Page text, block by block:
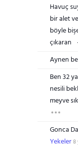
Havuç
bir alet
böyle
çıkaran
Aynen
Ben 32
nesili
meyve
Gonca
Yekeler8